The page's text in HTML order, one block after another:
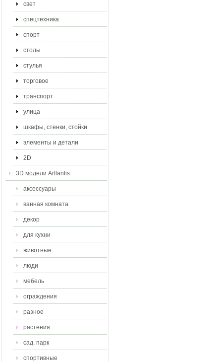
свет
спецтехника
спорт
столы
стулья
торговое
транспорт
улица
шкафы, стенки, стойки
элементы и детали
2D
3D модели Artlantis
аксессуары
ванная комната
декор
для кухни
животные
люди
мебель
ограждения
разное
растения
сад, парк
спортивные